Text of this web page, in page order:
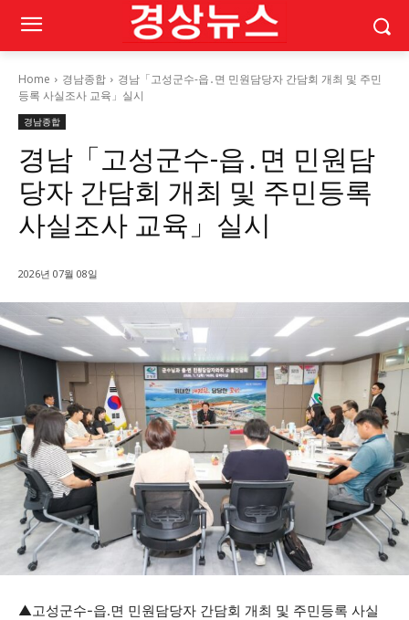
Home 경남종합
경남「고성군수-읍․면 민원담당자 간담회 개최 및 주민
등록 사실조사 교육」실시
경남종합
경남「고성군수-읍․면 민원담
당자 간담회 개최 및 주민등록
사실조사 교육」실시
2026년 07월 08일
▲고성군수-읍․면 민원담당자 간담회 개최 및 주민등록 사실